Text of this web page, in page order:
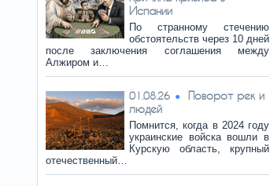
Испании
По странному стечению
обстоятельств через 10 дней
после заключения соглашения между
Алжиром и…
01.08.26
Поворот рек и
людей
Помнится, когда в 2024 году
украинские войска вошли в
Курскую область, крупный
отечественный…